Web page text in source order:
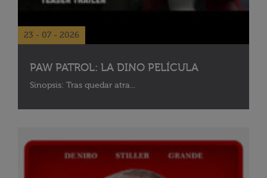
23 - 07 - 2026
PAW PATROL: LA DINO PELÍCULA
Sinopsis: Tras quedar atra...